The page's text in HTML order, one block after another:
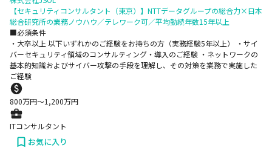
【セキュリティコンサルタント（東京）】NTTデータグループの総合力×日本
総合研究所の業務ノウハウ／テレワーク可／平均勤続年数15年以上
■必須条件
・大卒以上 以下いずれかのご経験をお持ちの方（実務経験5年以上） ・サイ
バーセキュリティ領域のコンサルティング・導入のご経験 ・ネットワークの
基本的知識およびサイバー攻撃の手段を理解し、その対策を業務で実施した
ご経験
800万円〜1,200万円
ITコンサルタント
お気に入り